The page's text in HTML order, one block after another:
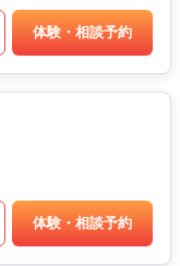
体験・相談予約
体験・相談予約